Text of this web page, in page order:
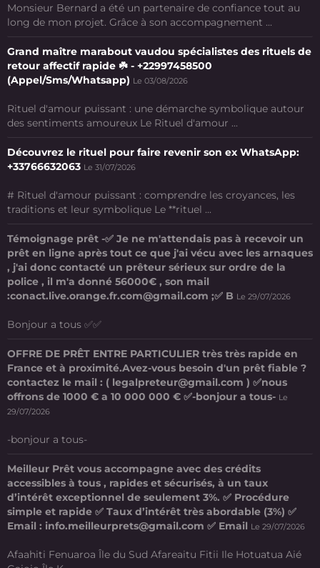
Monsieur Bernard a été un partenaire de confiance tout au
long de mon projet. Grâce à son accompagnement ...
Grand maître marabout vaudou spécialistes des rituels de
retour affectif rapide ☘️ - +22997458500
(Appel/Sms/Whatsapp) Le 03/08/2026
Rituel d'amour puissant : une démarche symbolique autour
des sentiments amoureux Le Rituel d'amour ...
Découvrez le rituel pour faire revenir son ex WhatsApp:
+33766632063 Le 31/07/2026
# Rituel d'amour puissant : comprendre les croyances, les
traditions et leur symbolique Le **rituel ...
Témoignage prêt -✅ Je ne m'attendais pas à recevoir un
prêt en ligne après tout ce que j'ai vécu avec les arnaques
, j'ai donc contacté un prêteur sérieux sur ordre de la
police , il m'a donné 56000€ , son mail
:conact.live.orange.fr.com@gmail.com ;✅ B Le 29/07/2026
Bonjour a tous ✅✅
OFFRE DE PRÊT ENTRE PARTICULIER très très rapide en
France et à proximité.Avez-vous besoin d'un prêt fiable ?
contactez le mail : ( legalpreteur@gmail.com ) ✅nous
offrons de 1000 € a 10 000 000 € ✅-bonjour a tous- Le
29/07/2026
-bonjour a tous-
Meilleur Prêt vous accompagne avec des crédits
accessibles à tous , rapides et sécurisés, à un taux
d’intérêt exceptionnel de seulement 3%. ✅ Procédure
simple et rapide ✅ Taux d’intérêt très abordable (3%) ✅
Email : info.meilleurprets@gmail.com ✅ Email Le 29/07/2026
Afaahiti Fenuaroa Île du Sud Afareaitu Fitii Ile Hotuatua Aié